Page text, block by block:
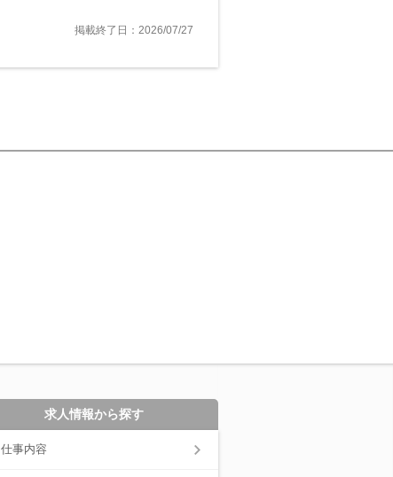
掲載終了日：2026/07/27
求人情報から探す
仕事内容